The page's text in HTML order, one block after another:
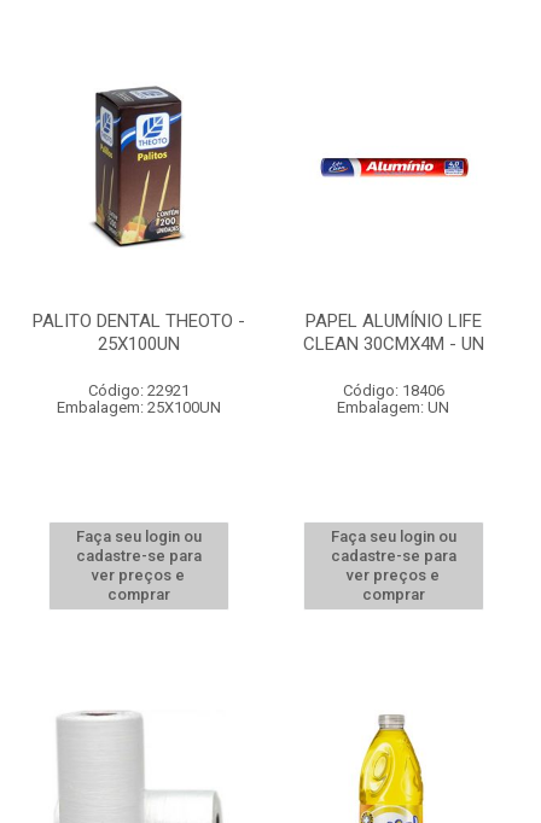
PALITO DENTAL THEOTO -
25X100UN
Código: 22921
Embalagem: 25X100UN
Faça seu login ou
cadastre-se para
ver preços e
comprar
PAPEL ALUMÍNIO LIFE
CLEAN 30CMX4M - UN
Código: 18406
Embalagem: UN
Faça seu login ou
cadastre-se para
ver preços e
comprar